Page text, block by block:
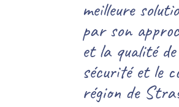
meilleure
par son
et la qualité
sécurité et le
région de